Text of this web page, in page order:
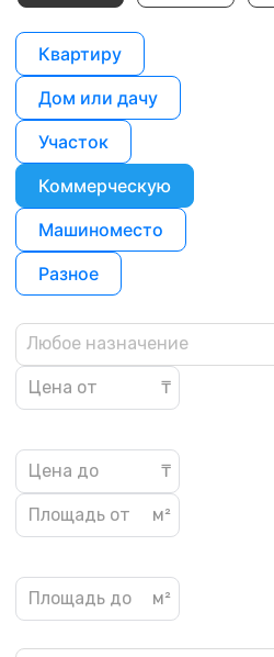
Квартиру
Дом или дачу
Участок
Коммерческую
Машиноместо
Разное
Любое назначение